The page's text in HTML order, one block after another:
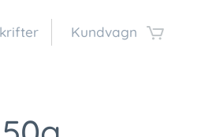
Kundvagn